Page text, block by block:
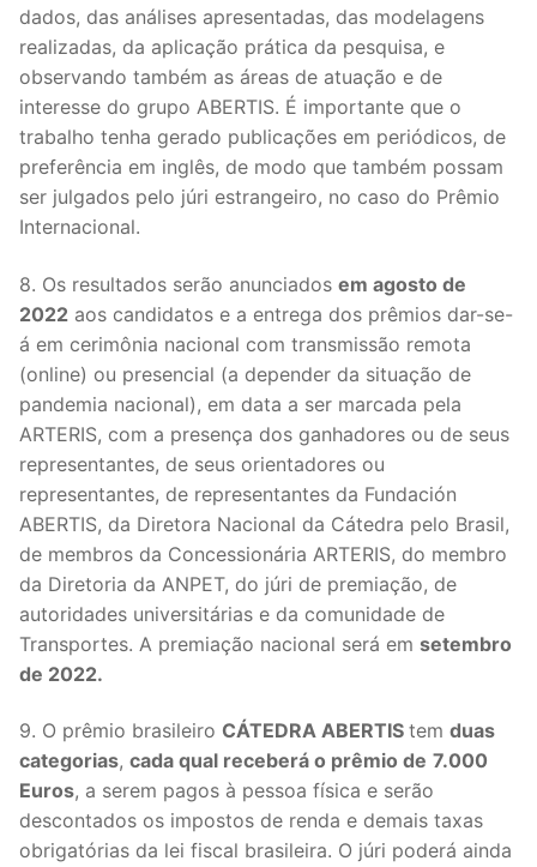
dados, das análises apresentadas, das modelagens
realizadas, da aplicação prática da pesquisa, e
observando também as áreas de atuação e de
interesse do grupo ABERTIS. É importante que o
trabalho tenha gerado publicações em periódicos, de
preferência em inglês, de modo que também possam
ser julgados pelo júri estrangeiro, no caso do Prêmio
Internacional.
8. Os resultados serão anunciados em agosto de
2022 aos candidatos e a entrega dos prêmios dar-se-
á em cerimônia nacional com transmissão remota
(online) ou presencial (a depender da situação de
pandemia nacional), em data a ser marcada pela
ARTERIS, com a presença dos ganhadores ou de seus
representantes, de seus orientadores ou
representantes, de representantes da Fundación
ABERTIS, da Diretora Nacional da Cátedra pelo Brasil,
de membros da Concessionária ARTERIS, do membro
da Diretoria da ANPET, do júri de premiação, de
autoridades universitárias e da comunidade de
Transportes. A premiação nacional será em setembro
de 2022.
9. O prêmio brasileiro CÁTEDRA ABERTIS tem duas
categorias, cada qual receberá o prêmio de 7.000
Euros, a serem pagos à pessoa física e serão
descontados os impostos de renda e demais taxas
obrigatórias da lei fiscal brasileira. O júri poderá ainda